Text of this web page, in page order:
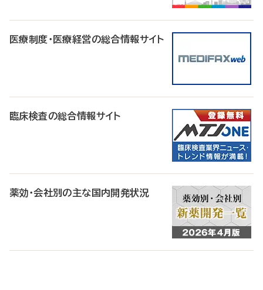
医療制度・医療経営の総合情報サイト
臨床検査の総合情報サイト
薬効・会社別の主な国内開発状況